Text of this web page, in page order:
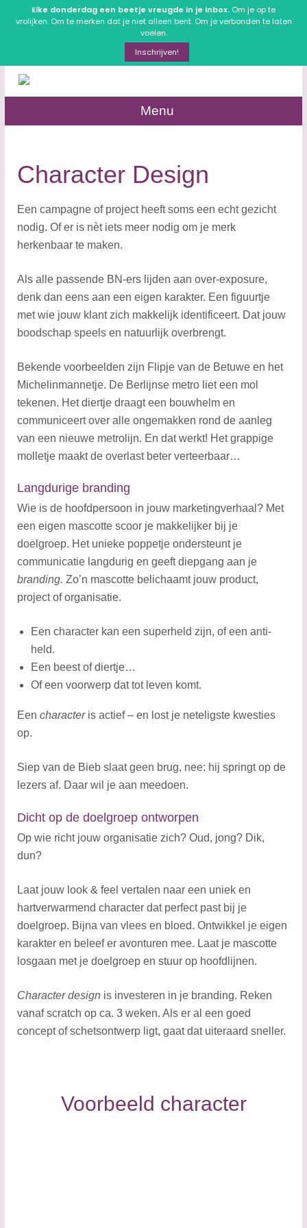
Elke donderdag een beetje vreugde in je inbox. Om je op te
vrolijken. Om te merken dat je niet alleen bent. Om je verbonden te laten
voelen.
Inschrijven!
Menu
​Character Design
Een campagne of project heeft soms een echt gezicht
nodig. Of er is nèt iets meer nodig om je merk
herkenbaar te maken.
Als alle passende BN-ers lijden aan over-exposure,
denk dan eens aan een eigen karakter. Een figuurtje
met wie jouw klant zich makkelijk identificeert. Dat jouw
boodschap speels en natuurlijk overbrengt.
Bekende voorbeelden zijn Flipje van de Betuwe en het
Michelinmannetje. De Berlijnse metro liet een mol
tekenen. Het diertje draagt een bouwhelm en
communiceert over alle ongemakken rond de aanleg
van een nieuwe metrolijn. En dat werkt! Het grappige
molletje maakt de overlast beter verteerbaar…
Langdurige branding
Wie is de hoofdpersoon in jouw marketingverhaal? Met
een eigen mascotte scoor je makkelijker bij je
doelgroep. Het unieke poppetje ondersteunt je
communicatie langdurig en geeft diepgang aan je
branding. Zo’n mascotte belichaamt jouw product,
project of organisatie.
Een character kan een superheld zijn, of een anti-
held.
Een beest of diertje…
Of een voorwerp dat tot leven komt.
Eencharacteris actief – en lost je neteligste kwesties
op.
Siep van de Bieb slaat geen brug, nee: hij springt op de
lezers af. Daar wil je aan meedoen.
Dicht op de doelgroep ontworpen
Op wie richt jouw organisatie zich? Oud, jong? Dik,
dun?
Laat jouw look & feel vertalen naar een uniek en
hartverwarmend character dat perfect past bij je
doelgroep. Bijna van vlees en bloed. Ontwikkel je eigen
karakter en beleef er avonturen mee. Laat je mascotte
losgaan met je doelgroep en stuur op hoofdlijnen.
Character design is investeren in je branding. Reken
vanaf scratch op ca. 3 weken. Als er al een goed
concept of schetsontwerp ligt, gaat dat uiteraard sneller.
Voorbeeld ​​character